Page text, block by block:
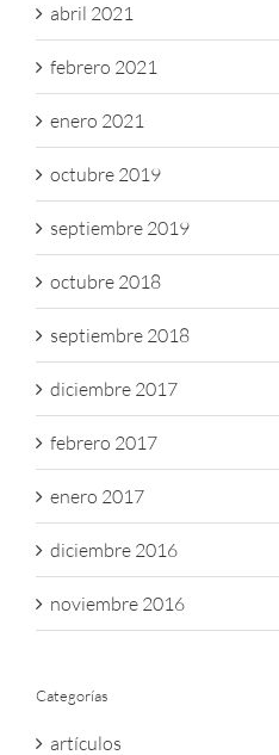
abril 2021
febrero 2021
enero 2021
octubre 2019
septiembre 2019
octubre 2018
septiembre 2018
diciembre 2017
febrero 2017
enero 2017
diciembre 2016
noviembre 2016
Categorías
artículos